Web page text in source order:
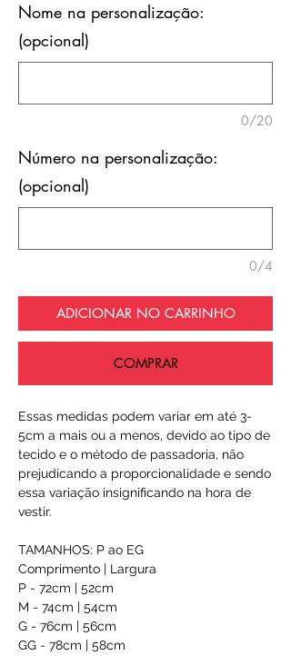
Nome na personalização:
(opcional)
0/20
Número na personalização:
(opcional)
0/4
ADICIONAR NO CARRINHO
COMPRAR
Essas medidas podem variar em até 3-
5cm a mais ou a menos, devido ao tipo de
tecido e o método de passadoria, não
prejudicando a proporcionalidade e sendo
essa variação insignificando na hora de
vestir.
TAMANHOS: P ao EG
Comprimento | Largura
P - 72cm | 52cm
M - 74cm | 54cm
G - 76cm | 56cm
GG - 78cm | 58cm